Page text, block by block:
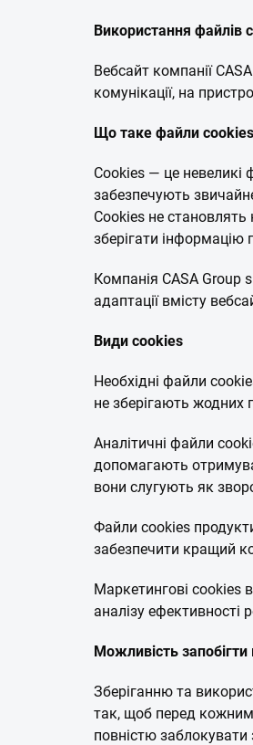
Використання файлів
Вебсайт компанії
комунікації, на
Що таке файли
Cookies — це невеликі
забезпечують
Cookies не
зберігати інформацію
Компанія CASA Group
адаптації вмісту
Види cookies
Необхідні файли
не зберігають жодних
Аналітичні файли
допомагають
вони слугують як
Файли cookies
забезпечити кращий
Маркетингові cookies
аналізу ефективності
Можливість
Зберіганню та
так, щоб перед
повністю